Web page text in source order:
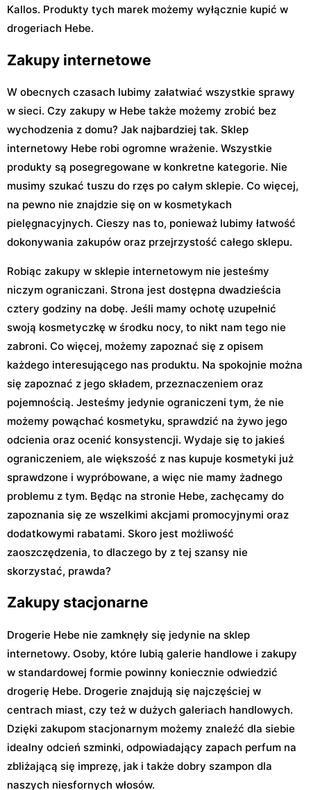
Kallos. Produkty tych marek możemy wyłącznie kupić w
drogeriach Hebe.
Zakupy internetowe
W obecnych czasach lubimy załatwiać wszystkie sprawy
w sieci. Czy zakupy w Hebe także możemy zrobić bez
wychodzenia z domu? Jak najbardziej tak. Sklep
internetowy Hebe robi ogromne wrażenie. Wszystkie
produkty są posegregowane w konkretne kategorie. Nie
musimy szukać tuszu do rzęs po całym sklepie. Co więcej,
na pewno nie znajdzie się on w kosmetykach
pielęgnacyjnych. Cieszy nas to, ponieważ lubimy łatwość
dokonywania zakupów oraz przejrzystość całego sklepu.
Robiąc zakupy w sklepie internetowym nie jesteśmy
niczym ograniczani. Strona jest dostępna dwadzieścia
cztery godziny na dobę. Jeśli mamy ochotę uzupełnić
swoją kosmetyczkę w środku nocy, to nikt nam tego nie
zabroni. Co więcej, możemy zapoznać się z opisem
każdego interesującego nas produktu. Na spokojnie można
się zapoznać z jego składem, przeznaczeniem oraz
pojemnością. Jesteśmy jedynie ograniczeni tym, że nie
możemy powąchać kosmetyku, sprawdzić na żywo jego
odcienia oraz ocenić konsystencji. Wydaje się to jakieś
ograniczeniem, ale większość z nas kupuje kosmetyki już
sprawdzone i wypróbowane, a więc nie mamy żadnego
problemu z tym. Będąc na stronie Hebe, zachęcamy do
zapoznania się ze wszelkimi akcjami promocyjnymi oraz
dodatkowymi rabatami. Skoro jest możliwość
zaoszczędzenia, to dlaczego by z tej szansy nie
skorzystać, prawda?
Zakupy stacjonarne
Drogerie Hebe nie zamknęły się jedynie na sklep
internetowy. Osoby, które lubią galerie handlowe i zakupy
w standardowej formie powinny koniecznie odwiedzić
drogerię Hebe. Drogerie znajdują się najczęściej w
centrach miast, czy też w dużych galeriach handlowych.
Dzięki zakupom stacjonarnym możemy znaleźć dla siebie
idealny odcień szminki, odpowiadający zapach perfum na
zbliżającą się imprezę, jak i także dobry szampon dla
naszych niesfornych włosów.